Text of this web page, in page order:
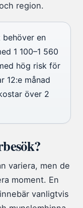
region.
behöver en
1 100–1 560
hög risk för
12:e månad
över 2
variera, men de
moment. En
vanligtvis